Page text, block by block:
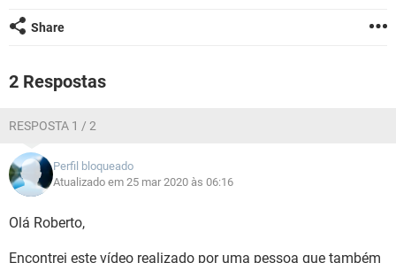
Share
2 Respostas
RESPOSTA 1 / 2
Perfil bloqueado
Atualizado em 25 mar 2020 às 06:16
Olá Roberto,
Encontrei este vídeo realizado por uma pessoa que também